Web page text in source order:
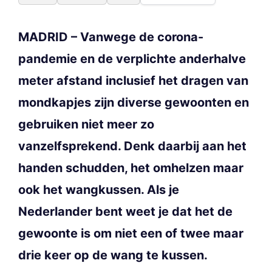
MADRID – Vanwege de corona-
pandemie en de verplichte anderhalve
meter afstand inclusief het dragen van
mondkapjes zijn diverse gewoonten en
gebruiken niet meer zo
vanzelfsprekend. Denk daarbij aan het
handen schudden, het omhelzen maar
ook het wangkussen. Als je
Nederlander bent weet je dat het de
gewoonte is om niet een of twee maar
drie keer op de wang te kussen.